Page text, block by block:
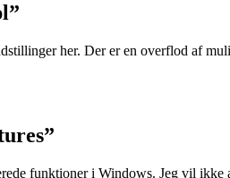
her. Der er en overflod af
funktioner i Windows. Jeg vil